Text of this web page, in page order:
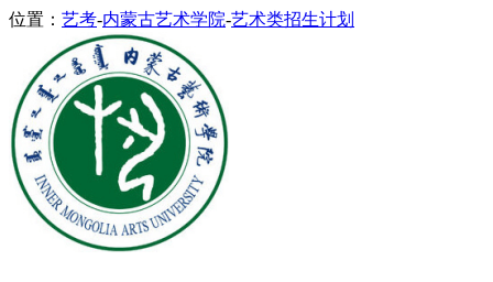
位置： 艺考-内蒙古艺术学院-艺术类招生计划